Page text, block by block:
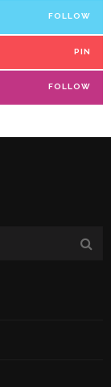
FOLLOW
PIN
FOLLOW